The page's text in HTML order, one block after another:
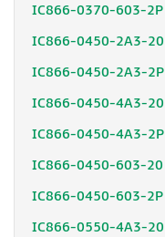
IC866-0370-603-2P
IC866-0450-2A3-20
IC866-0450-2A3-2P
IC866-0450-4A3-20
IC866-0450-4A3-2P
IC866-0450-603-20
IC866-0450-603-2P
IC866-0550-4A3-20